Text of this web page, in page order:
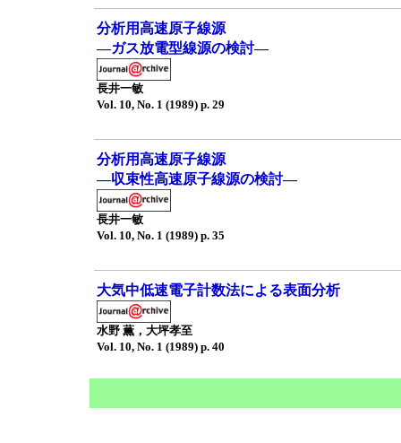
分析用高速原子線源
—ガス放電型線源の検討—
長井一敏
Vol. 10, No. 1 (1989) p. 29
分析用高速原子線源
—収束性高速原子線源の検討—
長井一敏
Vol. 10, No. 1 (1989) p. 35
大気中低速電子計数法による表面分析
水野 薫，大坪孝至
Vol. 10, No. 1 (1989) p. 40